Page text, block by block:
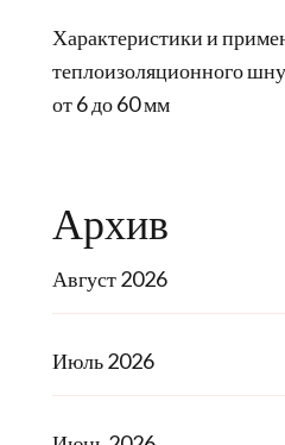
Характеристики и
теплоизоляционного
от 6 до 60 мм
Архив
Август 2026
Июль 2026